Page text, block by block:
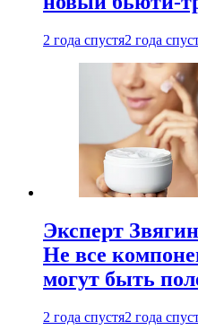
2 года спустя2 года
Эксперт
Не все
могут быть
2 года спустя2 года